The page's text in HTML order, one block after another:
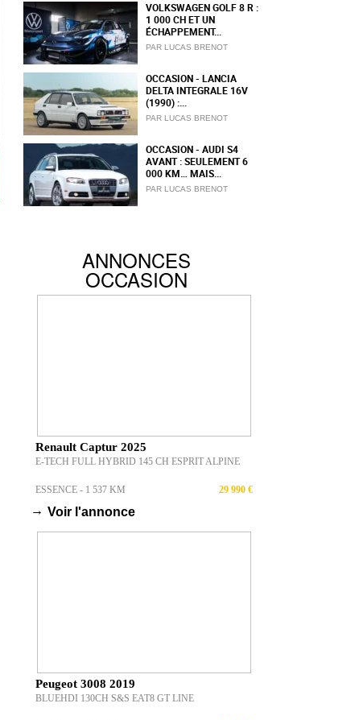
VOLKSWAGEN GOLF 8 R :
1 000 CH ET UN
ÉCHAPPEMENT...
PAR LUCAS BRENOT
OCCASION - LANCIA
DELTA INTEGRALE 16V
(1990) :...
PAR LUCAS BRENOT
OCCASION - AUDI S4
AVANT : SEULEMENT 6
000 KM… MAIS...
PAR LUCAS BRENOT
ANNONCES
OCCASION
Renault Captur 2025
E-TECH FULL HYBRID 145 CH ESPRIT ALPINE
ESSENCE - 1 537 KM 29 990 €
→ Voir l'annonce
Peugeot 3008 2019
BLUEHDI 130CH S&S EAT8 GT LINE